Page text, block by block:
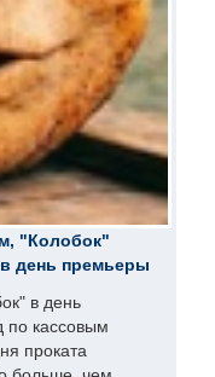
"Колобок"
день премьеры
в день
по кассовым
проката